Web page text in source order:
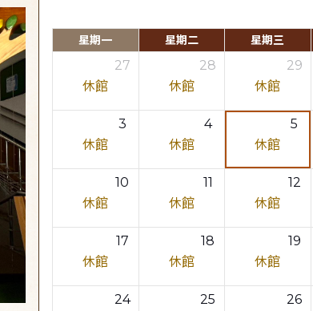
星期一 星期二 星期三
27
休館
28
休館
29
休館
3
休館
4
休館
5
休館
10
休館
11
休館
12
休館
17
休館
18
休館
19
休館
24
25
26